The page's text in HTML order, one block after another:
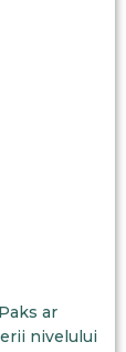
ar
nivelului